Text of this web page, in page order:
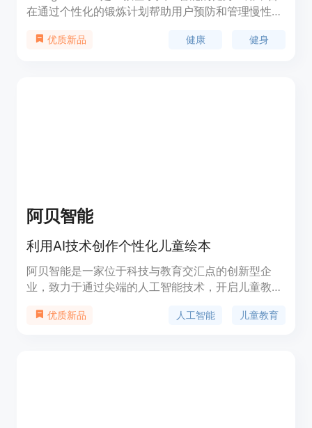
在通过个性化的锻炼计划帮助用户预防和管理慢性
学依据、灵活性和包容性为特点，结合了专家设计的
优质新品 健康 健身
阿贝智能
利用AI技术创作个性化儿童绘本
阿贝智能是一家位于科技与教育交汇点的创新型企
业，致力于通过尖端的人工智能技术，开启儿童教育
我们的使命是通过科技的力量，解锁这些潜能，帮助
优质新品 人工智能 儿童教育